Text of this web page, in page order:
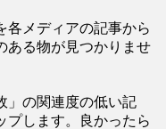
各メディアの記事から
ある物が見つかりませ
」の関連度の低い記
プします。良かったら